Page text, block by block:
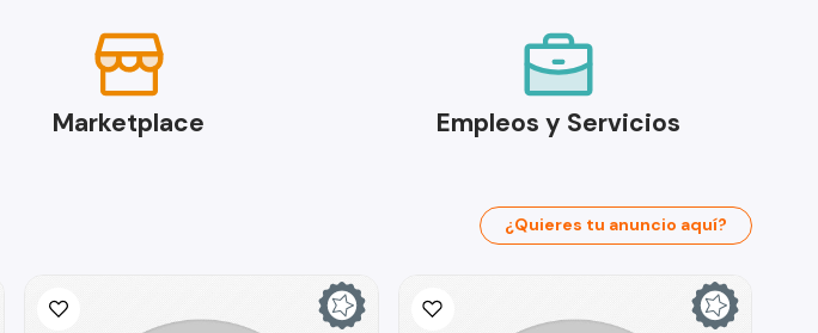
Marketplace Empleos y Servicios
¿Quieres tu anuncio aquí?